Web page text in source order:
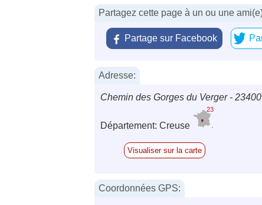
Partagez cette page à un ou une
Partage sur Facebook
Adresse:
Chemin des Gorges du Verger -
Département: Creuse
23
Visualiser sur la carte
Coordonnées GPS: